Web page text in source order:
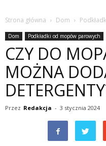
Strona główna Dom
Dom Podkładki od mopów parowych
CZY DO
MOŻNA
Przez Redakcja - 3 stycznia 2024